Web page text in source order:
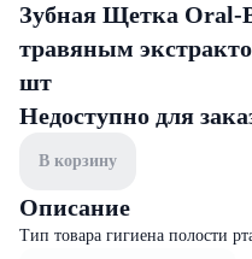
Зубная Щетка
травяным
шт
Недоступно для
В корзину
Описание
Тип товара гигиена полости